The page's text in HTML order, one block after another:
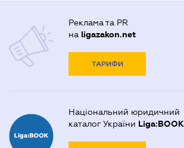
Реклама та PR
на ligazakon.net
ТАРИФИ
Національний юридичний
каталог України Liga:BOOK